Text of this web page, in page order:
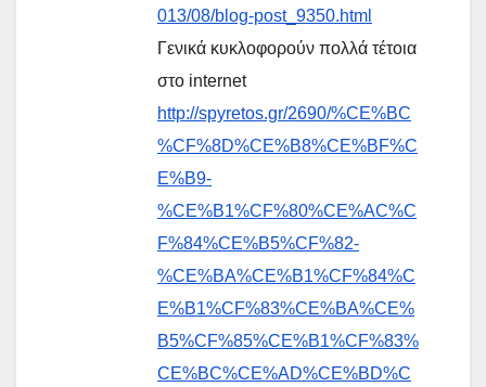
013/08/blog-post_9350.html
Γενικά κυκλοφορούν πολλά τέτοια
στο internet
http://spyretos.gr/2690/%CE%BC
%CF%8D%CE%B8%CE%BF%C
E%B9-
%CE%B1%CF%80%CE%AC%C
F%84%CE%B5%CF%82-
%CE%BA%CE%B1%CF%84%C
E%B1%CF%83%CE%BA%CE%
B5%CF%85%CE%B1%CF%83%
CE%BC%CE%AD%CE%BD%C